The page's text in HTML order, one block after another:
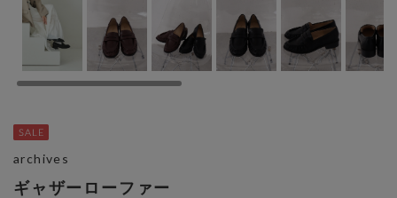
ギャザーローファー
archives